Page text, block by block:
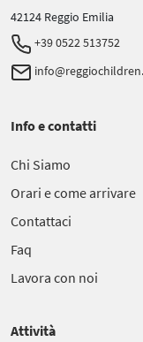
42124 Reggio Emilia
+39 0522 513752
Info e contatti
Chi Siamo
Orari e come arrivare
Contattaci
Faq
Lavora con noi
Attività